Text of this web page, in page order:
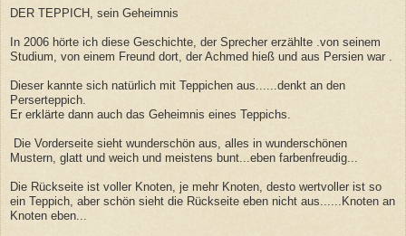
DER TEPPICH, sein Geheimnis
In 2006 hörte ich diese Geschichte, der Sprecher erzählte .von seinem
Studium, von einem Freund dort, der Achmed hieß und aus Persien war .
Dieser kannte sich natürlich mit Teppichen aus......denkt an den
Perserteppich.
Er erklärte dann auch das Geheimnis eines Teppichs.
Die Vorderseite sieht wunderschön aus, alles in wunderschönen
Mustern, glatt und weich und meistens bunt...eben farbenfreudig...
Die Rückseite ist voller Knoten, je mehr Knoten, desto wertvoller ist so
ein Teppich, aber schön sieht die Rückseite eben nicht aus......Knoten an
Knoten eben...